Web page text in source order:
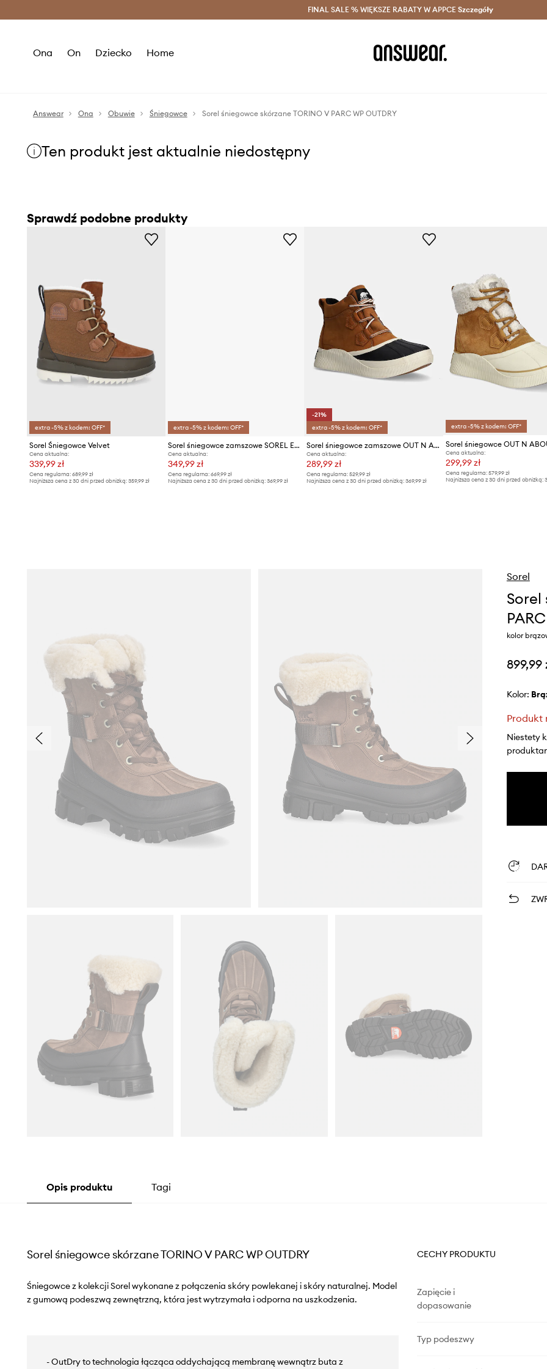
Oszczędzaj z Answear Club > Dostawa nawet w 24h >
FINAL SALE % WIĘKSZE RABATY W APPCE Szczegóły
Ona On Dziecko Home
Answear Ona Obuwie Śniegowce Sorel śniegowce skórzane TORINO V PARC WP OUTDRY
Ten produkt jest aktualnie niedostępny
Sprawdź podobne produkty
extra -5% z kodem: OFF*
Sorel Śniegowce Velvet
Cena aktualna:
339,99 zł
Cena regularna: 689,99 zł
Najniższa cena z 30 dni przed obniżką: 359,99 zł
extra -5% z kodem: OFF*
Sorel śniegowce zamszowe SOREL EXPLORER III JOAN
Cena aktualna:
349,99 zł
Cena regularna:669,99 zł
Najniższa cena z 30 dni przed obniżką:369,99 zł
-21%
extra -5% z kodem: OFF*
Sorel śniegowce zamszowe OUT N ABOUT IV CLASSIC W
Cena aktualna:
289,99 zł
Cena regularna: 529,99 zł
Najniższa cena z 30 dni przed obniżką: 369,99 zł
extra -5% z kodem: OFF*
Cena aktualna:
299,99 zł
Cena regularna: 579,99 zł
Najniższa cena z 30 dni przed obniżką:
Sorel
Sorel
kolor
899,99
Kolor:
Produkt
Niestety
Opis produktu Tagi
Sorel śniegowce skórzane TORINO V PARC WP OUTDRY
Śniegowce z kolekcji Sorel wykonane z połączenia skóry powlekanej i skóry naturalnej. Model
z gumową podeszwą zewnętrzną, która jest wytrzymała i odporna na uszkodzenia.
- OutDry to technologia łącząca oddychającą membranę wewnątrz buta z
CECHY PRODUKTU
Zapięcie i
dopasowanie
Typ podeszwy